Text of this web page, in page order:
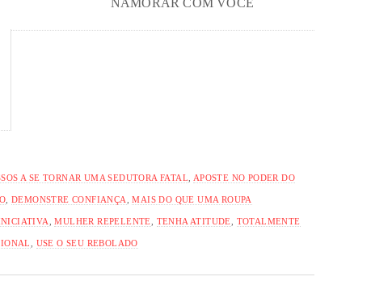
A SE TORNAR UMA SEDUTORA FATAL APOSTE NO PODER DO
,DEMONSTRE CONFIANÇA ,MAIS DO QUE UMA ROUPA
,MULHER REPELENTE TENHA ATITUDE TOTALMENTE
USE O SEU REBOLADO